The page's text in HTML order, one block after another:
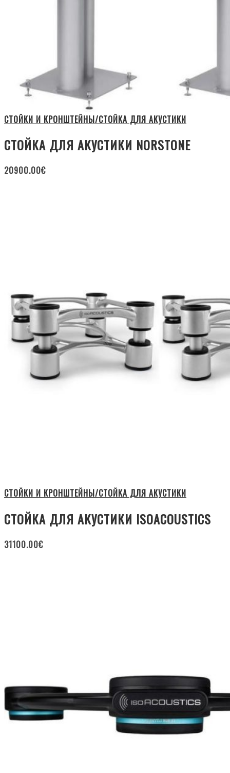
СТОЙКИ И КРОНШТЕЙНЫ/СТОЙКА ДЛЯ АКУСТИКИ
СТОЙКА ДЛЯ АКУСТИКИ NORSTONE
20900.00€
СТОЙКИ И КРОНШТЕЙНЫ/СТОЙКА ДЛЯ АКУСТИКИ
СТОЙКА ДЛЯ АКУСТИКИ ISOACOUSTICS
31100.00€